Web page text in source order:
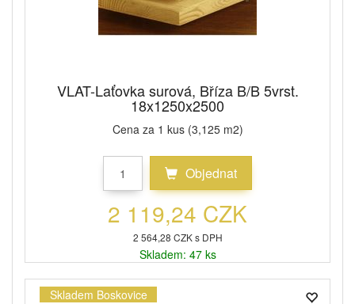
VLAT-Laťovka surová, Bříza B/B 5vrst.
18x1250x2500
Cena za 1 kus (3,125 m2)
Objednat
2 119,24 CZK
2 564,28 CZK s DPH
Skladem: 47 ks
Skladem Boskovice